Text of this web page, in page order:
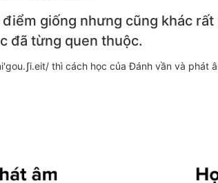
giống nhưng cũng khác rất
đã từng quen thuộc.
thì cách học của Đánh vần và phát